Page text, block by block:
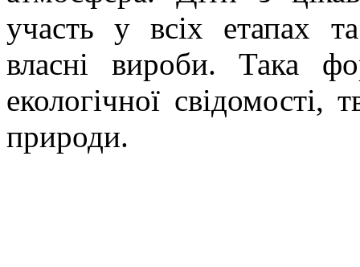
участь у всіх етапах
власні вироби. Така
екологічної свідомості,
природи.